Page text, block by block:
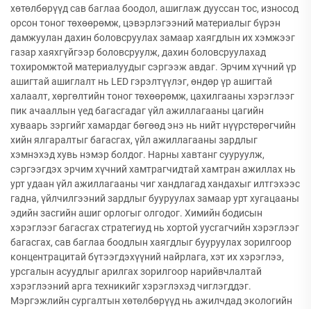
хөтөлбөрүүд сав баглаа боодол, ашиглаж дууссан тос, износод
орсон тоног төхөөрөмж, цэвэрлэгээний материалыг бүрэн
дамжуулан дахин боловсруулах замаар хаягдлын их хэмжээг
газар хаяхгүйгээр боловсруулж, дахин боловсруулахад
тохиромжтой материалуудыг сэргээж авдаг. Эрчим хүчний үр
ашигтай ашиглалт нь LED гэрэлтүүлэг, өндөр үр ашигтай
халаалт, хөргөлтийн тоног төхөөрөмж, цахилгааны хэрэглээг
пик ачааллын үед багасгадаг үйл ажиллагааны цагийн
хуваарь зэргийг хамардаг бөгөөд энэ нь нийт нүүрстөрөгчийн
хийн ялгаралтыг багасгах, үйл ажиллагааны зардлыг
хэмнэхэд хувь нэмэр болдог. Нарны хавтанг сууруулж,
сэргээгдэх эрчим хүчний хамтрагчидтай хамтран ажиллах нь
урт удаан үйл ажиллагааны чиг хандлагад хандахыг илтгэхээс
гадна, үйлчилгээний зардлыг бууруулах замаар урт хугацааны
эдийн засгийн ашиг орлогыг олгодог. Химийн бодисын
хэрэглээг багасгах стратегиуд нь хортой уусгагчийн хэрэглээг
багасгах, сав баглаа боодлын хаягдлыг бууруулах зорилгоор
концентрацитай бүтээгдэхүүний найрлага, хэт их хэрэглээ,
урсгалын асуудлыг арилгах зорилгоор нарийвчлалтай
хэрэглээний арга техникийг хэрэглэхэд чиглэгддэг.
Мэргэжлийн сургалтын хөтөлбөрүүд нь ажилчдад экологийн